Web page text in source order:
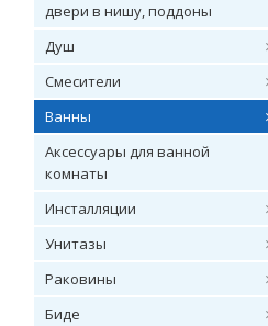
двери в нишу, поддоны
Душ
Смесители
Ванны
Аксессуары для ванной
комнаты
Инсталляции
Унитазы
Раковины
Биде